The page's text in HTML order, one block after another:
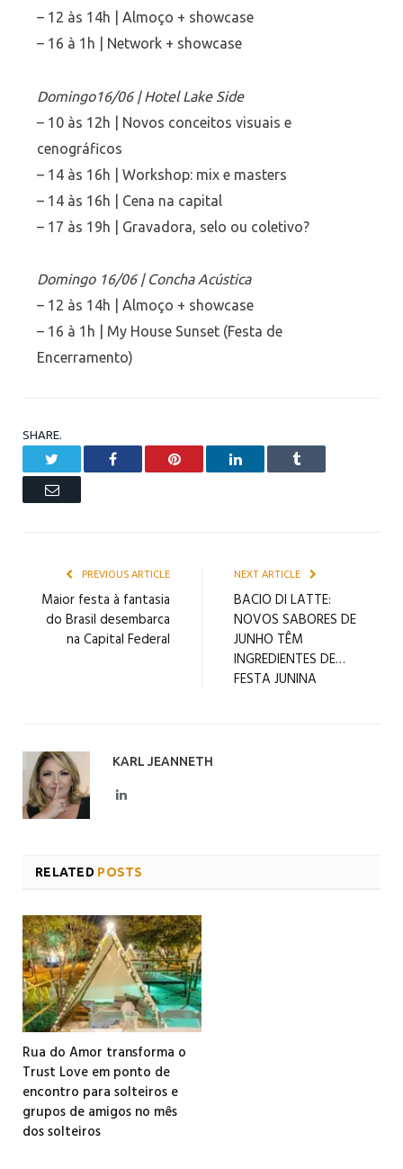
– 12 às 14h | Almoço + showcase
– 16 à 1h | Network + showcase
Domingo16/06 | Hotel Lake Side
– 10 às 12h | Novos conceitos visuais e
cenográficos
– 14 às 16h | Workshop: mix e masters
– 14 às 16h | Cena na capital
– 17 às 19h | Gravadora, selo ou coletivo?
Domingo 16/06 | Concha Acústica
– 12 às 14h | Almoço + showcase
– 16 à 1h | My House Sunset (Festa de
Encerramento)
SHARE.
Facebook Pinterest LinkedIn Tumblr
Email
PREVIOUS ARTICLE
Maior festa à fantasia
do Brasil desembarca
na Capital Federal
NEXT ARTICLE
BACIO DI LATTE:
NOVOS SABORES DE
JUNHO TÊM
INGREDIENTES DE…
FESTA JUNINA
KARL JEANNETH
LinkedIn
RELATED POSTS
Rua do Amor transforma o
Trust Love em ponto de
encontro para solteiros e
grupos de amigos no mês
dos solteiros